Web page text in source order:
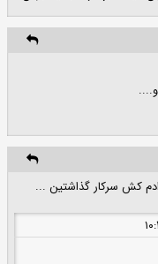
ادم کش سرکار گذاشتین ...